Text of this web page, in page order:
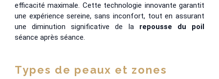
efficacité maximale. Cette technologie innovante garantit
une expérience sereine, sans inconfort, tout en assurant
une diminution significative de la repousse du poil
séance après séance.
Types de peaux et zones